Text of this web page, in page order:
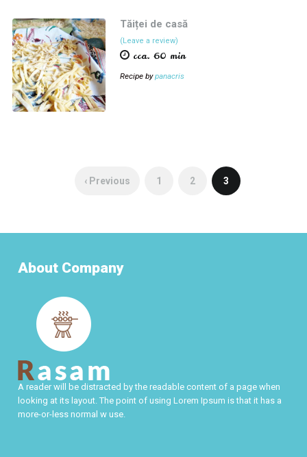
Tăiței de casă
(Leave a review)
cca. 60 min
Recipe bypanacris
‹ Previous 1 2 3
About Company
A reader will be distracted by the readable content of a page when
looking at its layout. The point of using Lorem Ipsum is that it has a
more-or-less normal w use.